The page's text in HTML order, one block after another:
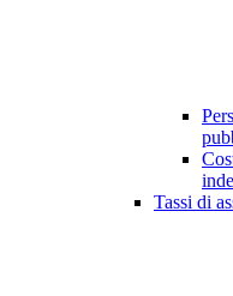
Tassi di